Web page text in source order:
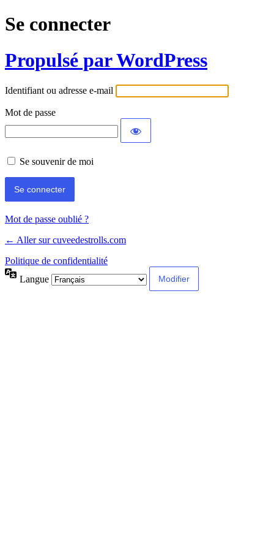
Se connecter
Propulsé par WordPress
Identifiant ou adresse e-mail
Mot de passe
Se souvenir de moi
Mot de passe oublié ?
← Aller sur cuveedestrolls.com
Politique de confidentialité
Langue